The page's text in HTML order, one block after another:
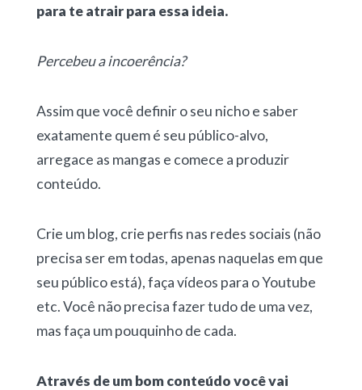
para te atrair para essa ideia.
Percebeu a incoerência?
Assim que você definir o seu nicho e saber
exatamente quem é seu público-alvo,
arregace as mangas e comece a produzir
conteúdo.
Crie um blog, crie perfis nas redes sociais (não
precisa ser em todas, apenas naquelas em que
seu público está), faça vídeos para o Youtube
etc. Você não precisa fazer tudo de uma vez,
mas faça um pouquinho de cada.
Através de um bom conteúdo você vai